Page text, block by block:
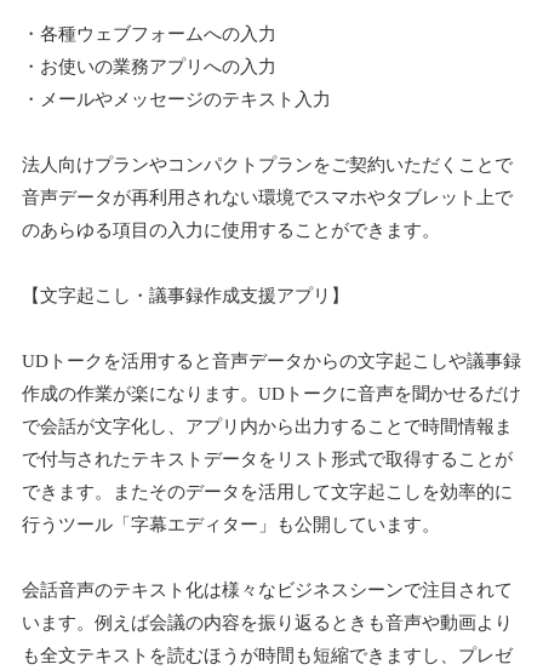
・各種ウェブフォームへの入力
・お使いの業務アプリへの入力
・メールやメッセージのテキスト入力
法人向けプランやコンパクトプランをご契約いただくことで
音声データが再利用されない環境でスマホやタブレット上で
のあらゆる項目の入力に使用することができます。
【文字起こし・議事録作成支援アプリ】
UDトークを活用すると音声データからの文字起こしや議事録
作成の作業が楽になります。UDトークに音声を聞かせるだけ
で会話が文字化し、アプリ内から出力することで時間情報ま
で付与されたテキストデータをリスト形式で取得することが
できます。またそのデータを活用して文字起こしを効率的に
行うツール「字幕エディター」も公開しています。
会話音声のテキスト化は様々なビジネスシーンで注目されて
います。例えば会議の内容を振り返るときも音声や動画より
も全文テキストを読むほうが時間も短縮できますし、プレゼ